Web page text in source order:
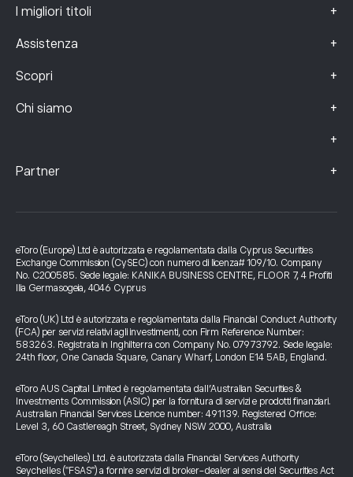
I migliori titoli +
Assistenza +
Scopri +
Chi siamo +
+
Partner +
eToro (Europe) Ltd è autorizzata e regolamentata dalla Cyprus Securities
Exchange Commission (CySEC) con numero di licenza# 109/10. Company
No. C200585. Sede legale: KANIKA BUSINESS CENTRE, FLOOR 7, 4 Profiti
Ilia Germasogeia, 4046 Cyprus
eToro (UK) Ltd è autorizzata e regolamentata dalla Financial Conduct Authority
(FCA) per servizi relativi agli investimenti, con Firm Reference Number:
583263. Registrata in Inghilterra con Company No. 07973792. Sede legale:
24th floor, One Canada Square, Canary Wharf, London E14 5AB, England.
eToro AUS Capital Limited è regolamentata dall’Australian Securities &
Investments Commission (ASIC) per la fornitura di servizi e prodotti finanziari.
Australian Financial Services Licence number: 491139. Registered Office:
Level 3, 60 Castlereagh Street, Sydney NSW 2000, Australia
eToro (Seychelles) Ltd. è autorizzata dalla Financial Services Authority
Seychelles ("FSAS") a fornire servizi di broker-dealer ai sensi del Securities Act